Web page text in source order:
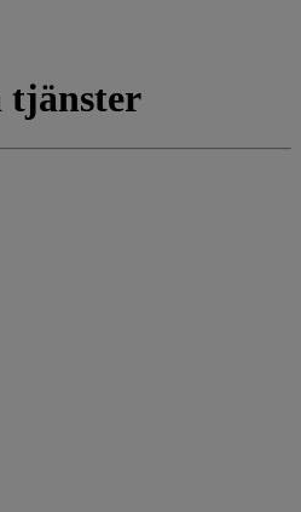
tjänster